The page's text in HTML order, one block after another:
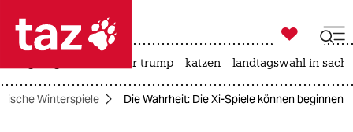
 taz zahl ich
taz zahl ich

taz zahl ich
usa unter trump katzen landtagswahl in
Winterspiele Die Wahrheit: Die Xi-Spiele können beginnen